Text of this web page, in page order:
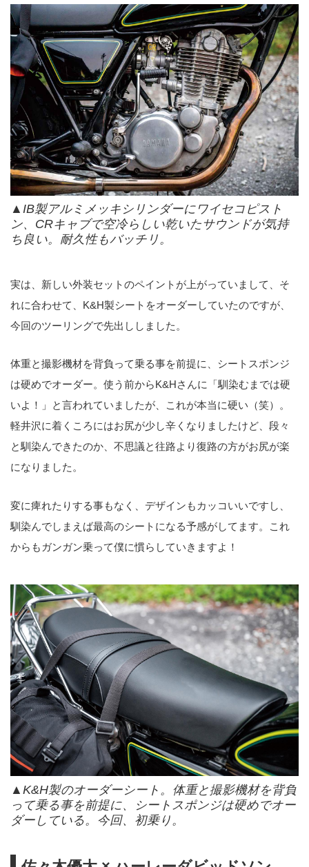
▲IB製アルミメッキシリンダーにワイセコピスト
ン、CRキャブで空冷らしい乾いたサウンドが気持
ち良い。耐久性もバッチリ。
実は、新しい外装セットのペイントが上がっていまして、そ
れに合わせて、K&H製シートをオーダーしていたのですが、
今回のツーリングで先出ししました。
体重と撮影機材を背負って乗る事を前提に、シートスポンジ
は硬めでオーダー。使う前からK&Hさんに「馴染むまでは硬
いよ！」と言われていましたが、これが本当に硬い（笑）。
軽井沢に着くころにはお尻が少し辛くなりましたけど、段々
と馴染んできたのか、不思議と往路より復路の方がお尻が楽
になりました。
変に痺れたりする事もなく、デザインもカッコいいですし、
馴染んでしまえば最高のシートになる予感がしてます。これ
からもガンガン乗って僕に慣らしていきますよ！
▲K&H製のオーダーシート。体重と撮影機材を背負
って乗る事を前提に、シートスポンジは硬めでオー
ダーしている。今回、初乗り。